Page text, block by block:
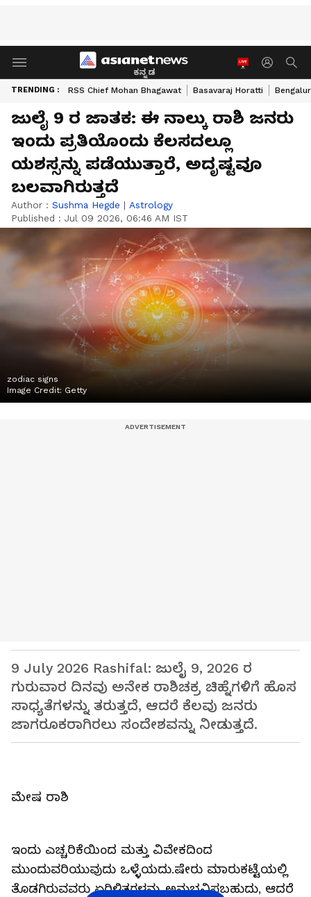
ಕನ್ನಡ
TRENDING : RSS Chief Mohan Bhagawat Basavaraj Horatti
ಜುಲೈ 9 ರ ಜಾತಕ: ಈ ನಾಲ್ಕು ರಾಶಿ ಜನರು
ಇಂದು ಪ್ರತಿಯೊಂದು ಕೆಲಸದಲ್ಲೂ
ಯಶಸ್ಸನ್ನು ಪಡೆಯುತ್ತಾರೆ, ಅದೃಷ್ಟವೂ
ಬಲವಾಗಿರುತ್ತದೆ
Author : Sushma Hegde | Astrology
Published : Jul 09 2026, 06:46 AM IST
zodiac signs
Image Credit: Getty
9 July 2026 Rashifal: ಜುಲೈ 9, 2026 ರ
ಗುರುವಾರ ದಿನವು ಅನೇಕ ರಾಶಿಚಕ್ರ ಚಿಹ್ನೆಗಳಿಗೆ ಹೊಸ
ಸಾಧ್ಯತೆಗಳನ್ನು ತರುತ್ತದೆ, ಆದರೆ ಕೆಲವು ಜನರು
ಜಾಗರೂಕರಾಗಿರಲು ಸಂದೇಶವನ್ನು ನೀಡುತ್ತದೆ.
ಮೇಷ ರಾಶಿ
ಇಂದು ಎಚ್ಚರಿಕೆಯಿಂದ ಮತ್ತು ವಿವೇಕದಿಂದ
ಮುಂದುವರಿಯುವುದು ಒಳ್ಳೆಯದು.ಷೇರು ಮಾರುಕಟ್ಟೆಯಲ್ಲಿ
ತೊಡಗಿರುವವರು ಏರಿಳಿತಗಳನ್ನು ಅನುಭವಿಸಬಹುದು, ಆದರೆ